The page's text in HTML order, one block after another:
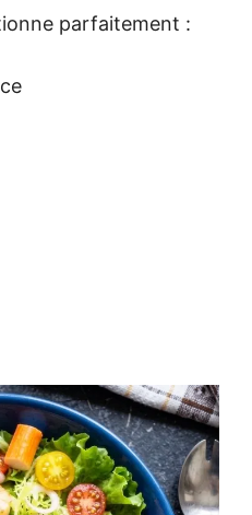
parfaitement :